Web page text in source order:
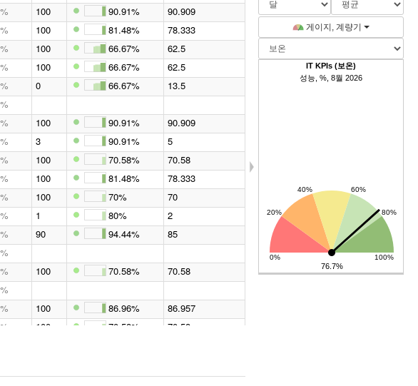
100 90.91%
90.909
100 81.48%
78.333
100 66.67%
62.5
100 66.67%
62.5
0 66.67%
13.5
100 90.91%
90.909
3 90.91%
5
100 70.58%
70.58
100 81.48%
78.333
100 70%
70
1 80%
2
90 94.44%
85
100 70.58%
70.58
100 86.96%
86.957
100 70.58%
70.58
게이지, 계량기
IT KPIs (보온)
성능, %, 8월 2026
76.7%